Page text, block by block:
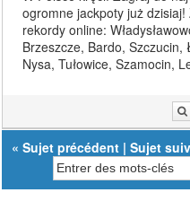
ogromne jackpoty już dzisiaj!
rekordy online:
Brzeszcze, Bardo,
Nysa, Tułowice, Szamocin,
«Sujet précédent |Sujet